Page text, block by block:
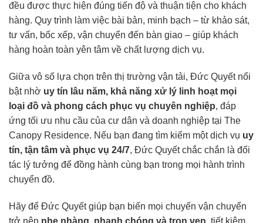
đều được thực hiện đúng tiến độ và thuận tiện cho khách
hàng. Quy trình làm việc bài bản, minh bạch – từ khảo sát,
tư vấn, bốc xếp, vận chuyển đến bàn giao – giúp khách
hàng hoàn toàn yên tâm về chất lượng dịch vụ.
Giữa vô số lựa chọn trên thị trường vận tải, Đức Quyết nổi
bật nhờ uy tín lâu năm, khả năng xử lý linh hoạt mọi
loại đồ và phong cách phục vụ chuyên nghiệp, đáp
ứng tối ưu nhu cầu của cư dân và doanh nghiệp tại The
Canopy Residence. Nếu bạn đang tìm kiếm một dịch vụ uy
tín, tận tâm và phục vụ 24/7, Đức Quyết chắc chắn là đối
tác lý tưởng để đồng hành cùng bạn trong mọi hành trình
chuyển đồ.
Hãy để Đức Quyết giúp bạn biến mọi chuyến vận chuyển
trở nên nhẹ nhàng, nhanh chóng và trọn vẹn, tiết kiệm